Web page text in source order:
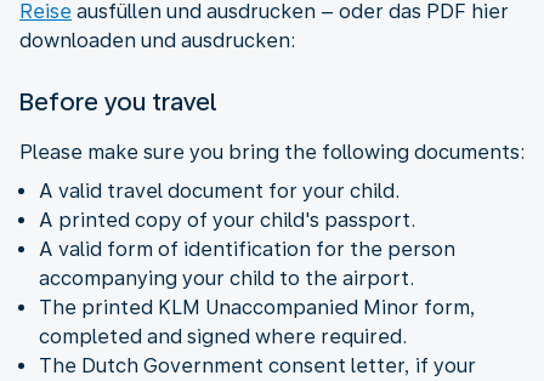
Reise ausfüllen und ausdrucken – oder das PDF hier
downloaden und ausdrucken:
Before you travel
Please make sure you bring the following documents:
A valid travel document for your child.
A printed copy of your child's passport.
A valid form of identification for the person
accompanying your child to the airport.
The printed KLM Unaccompanied Minor form,
completed and signed where required.
The Dutch Government consent letter, if your